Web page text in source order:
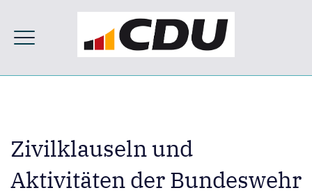
Zivilklauseln und
Aktivitäten der Bundeswehr